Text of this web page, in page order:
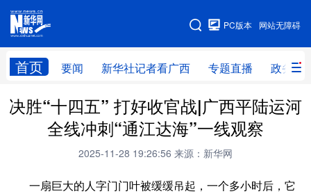
网站无障碍
PC版本
首页 要闻 新华社记者看广西 专题直播 政务信
网站地图
广西频道
要闻 新华社记者 专题直播 政务信息
决胜“十四五” 打好收官战|广西平陆运河
全线冲刺“通江达海”一线观察
2025-11-28 19:26:56 来源：新华网
一扇巨大的人字门门叶被缓缓吊起，一个多小时后，它